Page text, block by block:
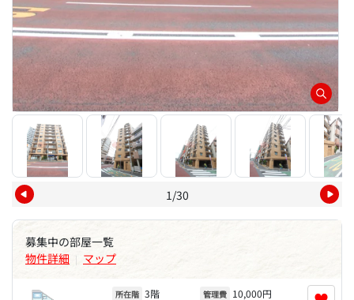
1/30
募集中の部屋一覧
物件詳細 | マップ
所在階 3階 管理費 10,000円